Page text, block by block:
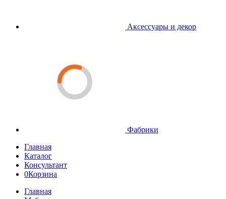
Аксессуары и декор
Фабрики
Главная
Каталог
Консультант
0Корзина
Главная